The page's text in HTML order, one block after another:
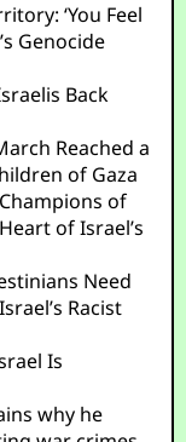
‘You Feel
Genocide
Back
Reached a
of Gaza
of
of Israel’s
Need
Racist
Is
why he